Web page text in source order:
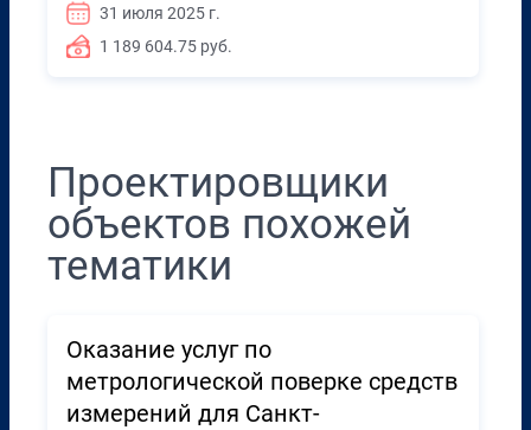
31 июля 2025 г.
1 189 604.75 руб.
Проектировщики
объектов похожей
тематики
Оказание услуг по
метрологической поверке средств
измерений для Санкт-